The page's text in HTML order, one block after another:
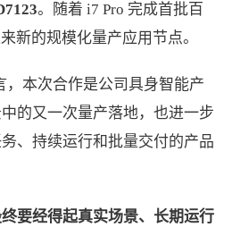
。随着 i7 Pro 完成首批百
新的规模化量产应用节点。
，本次合作是公司具身智能产
的又一次量产落地，也进一步
、持续运行和批量交付的产品
要经得起真实场景、长期运行